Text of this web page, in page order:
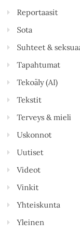
Reportaasit
Sota
Suhteet &
Tapahtumat
Tekoäly (AI)
Tekstit
Terveys & mieli
Uskonnot
Uutiset
Videot
Vinkit
Yhteiskunta
Yleinen